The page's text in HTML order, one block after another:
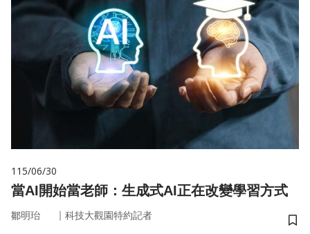
115/06/30
當AI開始當老師：生成式AI正在改變學習方式
鄒明珆 ｜ 科技大觀園特約記者
儲